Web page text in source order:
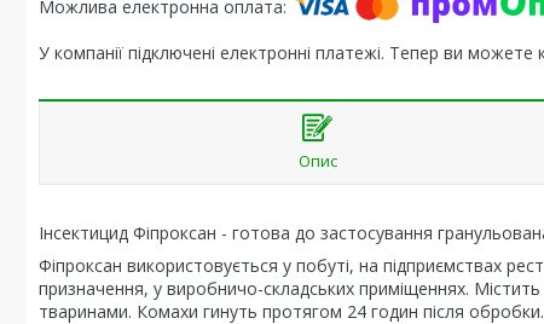
У компанії підключені електронні платежі. Тепер ви
Опис
Інсектицид Фіпроксан - готова до застосування
Фіпроксан використовується у побуті, на підприємствах
призначення, у виробничо-складських приміщеннях.
тваринами. Комахи гинуть протягом 24 годин після